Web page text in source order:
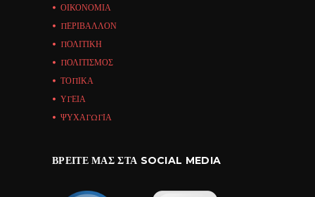
ΟΙΚΟΝΟΜΙΑ
ΠΕΡΙΒΑΛΛΟΝ
ΠΟΛΙΤΙΚΗ
ΠΟΛΙΤΙΣΜΟΣ
ΤΟΠΙΚΑ
ΥΓΕΙΑ
ΨΥΧΑΓΩΓΙΑ
ΒΡΕΊΤΕ ΜΑΣ ΣΤΑ SOCIAL MEDIA